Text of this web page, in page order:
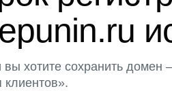
вы хотите сохранить
клиентов».